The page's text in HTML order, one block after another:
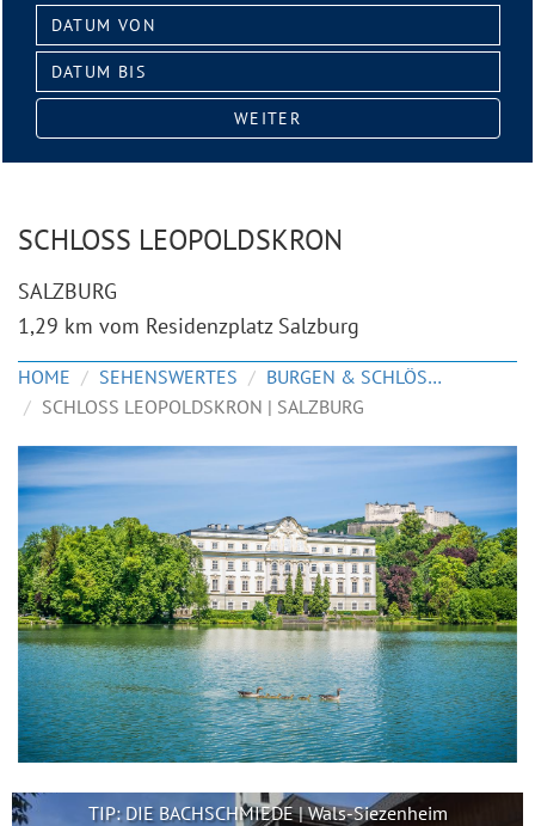
Datum
von:
Datum
bis:
WEITER
SCHLOSS LEOPOLDSKRON
SALZBURG
1,29 km vom Residenzplatz Salzburg
HOME SEHENSWERTES
BURGEN & SCHLÖSSER
SCHLOSS LEOPOLDSKRON | SALZBURG
TIP: DIE BACHSCHMIEDE | Wals-Siezenheim